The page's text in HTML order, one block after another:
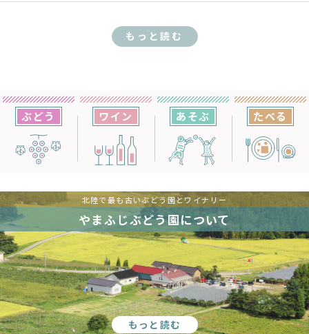
もっと読む
ぶどう ワイン あそぶ たべる
北陸で最も古いぶどう園とワイナリー
やまふじぶどう園について
もっと読む